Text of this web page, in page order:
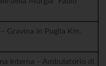
Gravina in Puglia Km.
Interna – Ambulatorio di